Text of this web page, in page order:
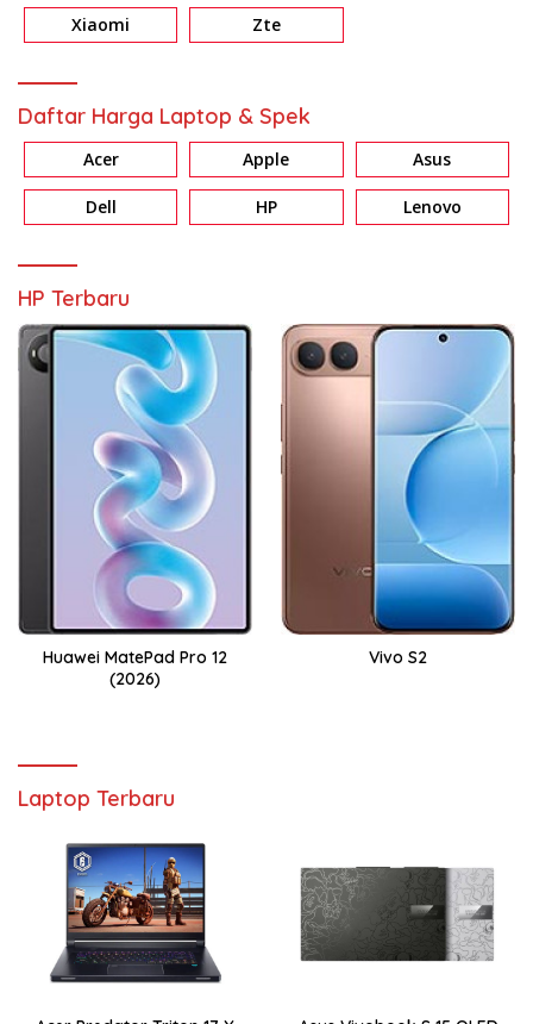
Xiaomi Zte
Daftar Harga Laptop & Spek
Acer Apple Asus
Dell HP Lenovo
HP Terbaru
Huawei MatePad Pro 12
(2026)
Vivo S2
Laptop Terbaru